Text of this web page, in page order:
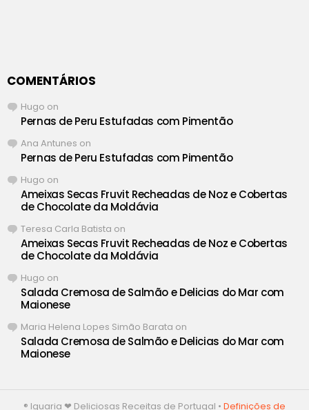
COMENTÁRIOS
Hugo on
Pernas de Peru Estufadas com Pimentão
Ana Antunes on
Pernas de Peru Estufadas com Pimentão
Hugo on
Ameixas Secas Fruvit Recheadas de Noz e Cobertas
de Chocolate da Moldávia
Teresa Carla Batista on
Ameixas Secas Fruvit Recheadas de Noz e Cobertas
de Chocolate da Moldávia
Hugo on
Salada Cremosa de Salmão e Delicias do Mar com
Maionese
Maria Helena Lopes Simão Barata on
Salada Cremosa de Salmão e Delicias do Mar com
Maionese
® Iguaria ❤ Deliciosas Receitas de Portugal • Definições de